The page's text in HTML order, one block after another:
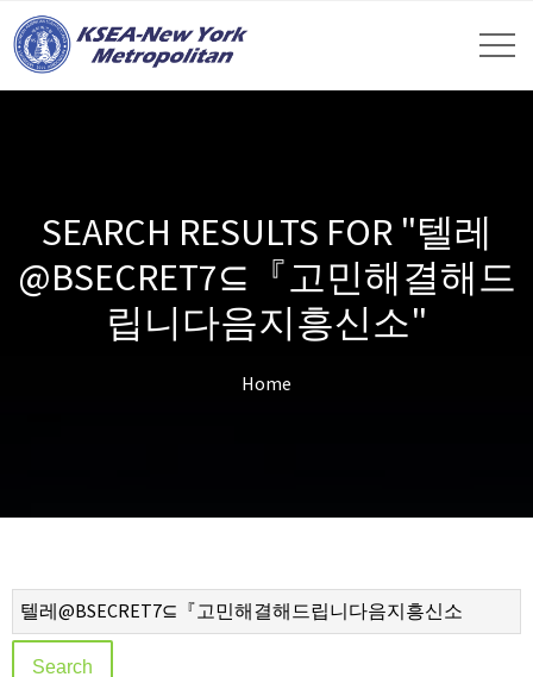
SEARCH RESULTS FOR "텔레
@BSECRET7⊆『고민해결해드
립니다음지흥신소"
Home